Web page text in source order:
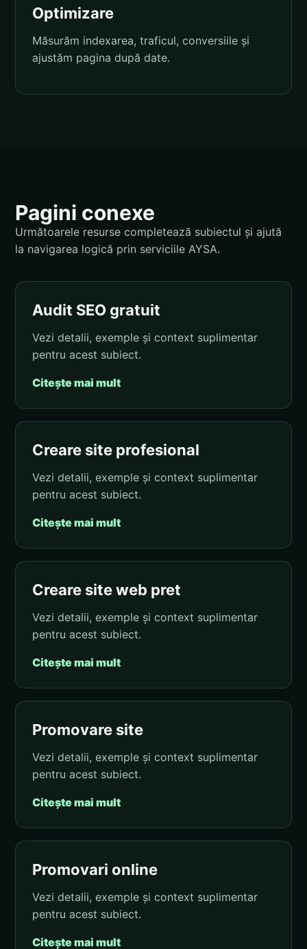
Optimizare
Măsurăm indexarea, traficul, conversiile și
ajustăm pagina după date.
Pagini conexe
Următoarele resurse completează subiectul și ajută
la navigarea logică prin serviciile AYSA.
Audit SEO gratuit
Vezi detalii, exemple și context suplimentar
pentru acest subiect.
Citește mai mult
Creare site profesional
Vezi detalii, exemple și context suplimentar
pentru acest subiect.
Citește mai mult
Creare site web pret
Vezi detalii, exemple și context suplimentar
pentru acest subiect.
Citește mai mult
Promovare site
Vezi detalii, exemple și context suplimentar
pentru acest subiect.
Citește mai mult
Promovari online
Vezi detalii, exemple și context suplimentar
pentru acest subiect.
Citește mai mult